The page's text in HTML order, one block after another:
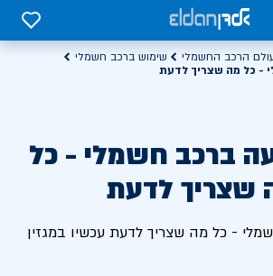
0
הרכב החשמלי
שימוש ברכב חשמלי
- כל מה שצריך לדעת
ברכב חשמלי - כל
שצריך לדעת
- כל מה שצריך לדעת עכשיו במגזין